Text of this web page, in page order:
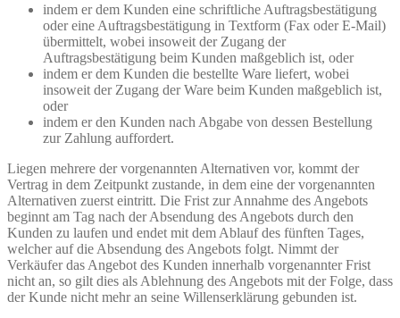
indem er dem Kunden eine schriftliche Auftragsbestätigung
oder eine Auftragsbestätigung in Textform (Fax oder E-Mail)
übermittelt, wobei insoweit der Zugang der
Auftragsbestätigung beim Kunden maßgeblich ist, oder
indem er dem Kunden die bestellte Ware liefert, wobei
insoweit der Zugang der Ware beim Kunden maßgeblich ist,
oder
indem er den Kunden nach Abgabe von dessen Bestellung
zur Zahlung auffordert.
Liegen mehrere der vorgenannten Alternativen vor, kommt der
Vertrag in dem Zeitpunkt zustande, in dem eine der vorgenannten
Alternativen zuerst eintritt. Die Frist zur Annahme des Angebots
beginnt am Tag nach der Absendung des Angebots durch den
Kunden zu laufen und endet mit dem Ablauf des fünften Tages,
welcher auf die Absendung des Angebots folgt. Nimmt der
Verkäufer das Angebot des Kunden innerhalb vorgenannter Frist
nicht an, so gilt dies als Ablehnung des Angebots mit der Folge, dass
der Kunde nicht mehr an seine Willenserklärung gebunden ist.